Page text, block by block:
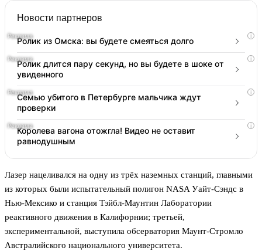
Новости партнеров
i
Ролик из Омска: вы будете смеяться долго
i
Ролик длится пару секунд, но вы будете в шоке от
увиденного
i
Семью убитого в Петербурге мальчика ждут
проверки
i
Королева вагона отожгла! Видео не оставит
равнодушным
Лазер нацеливался на одну из трёх наземных станций, главными
из которых были испытательный полигон NASA Уайт-Сэндс в
Нью-Мексико и станция Тэйбл-Маунтин Лаборатории
реактивного движения в Калифорнии; третьей,
экспериментальной, выступила обсерватория Маунт-Стромло
Австралийского национального университета.